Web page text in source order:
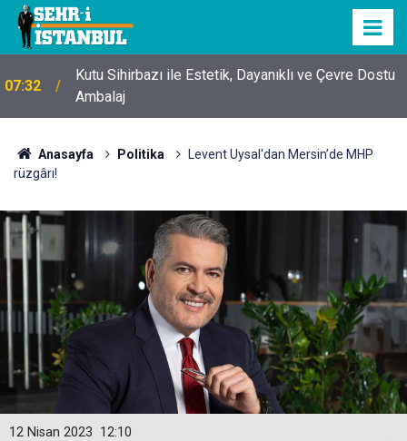
07:32
Kutu Sihirbazı ile Estetik, Dayanıklı ve Çevre Dostu
Ambalaj
Anasayfa Politika
Levent Uysal'dan Mersin’de MHP
rüzgârı!
12:10
12 Nisan 2023